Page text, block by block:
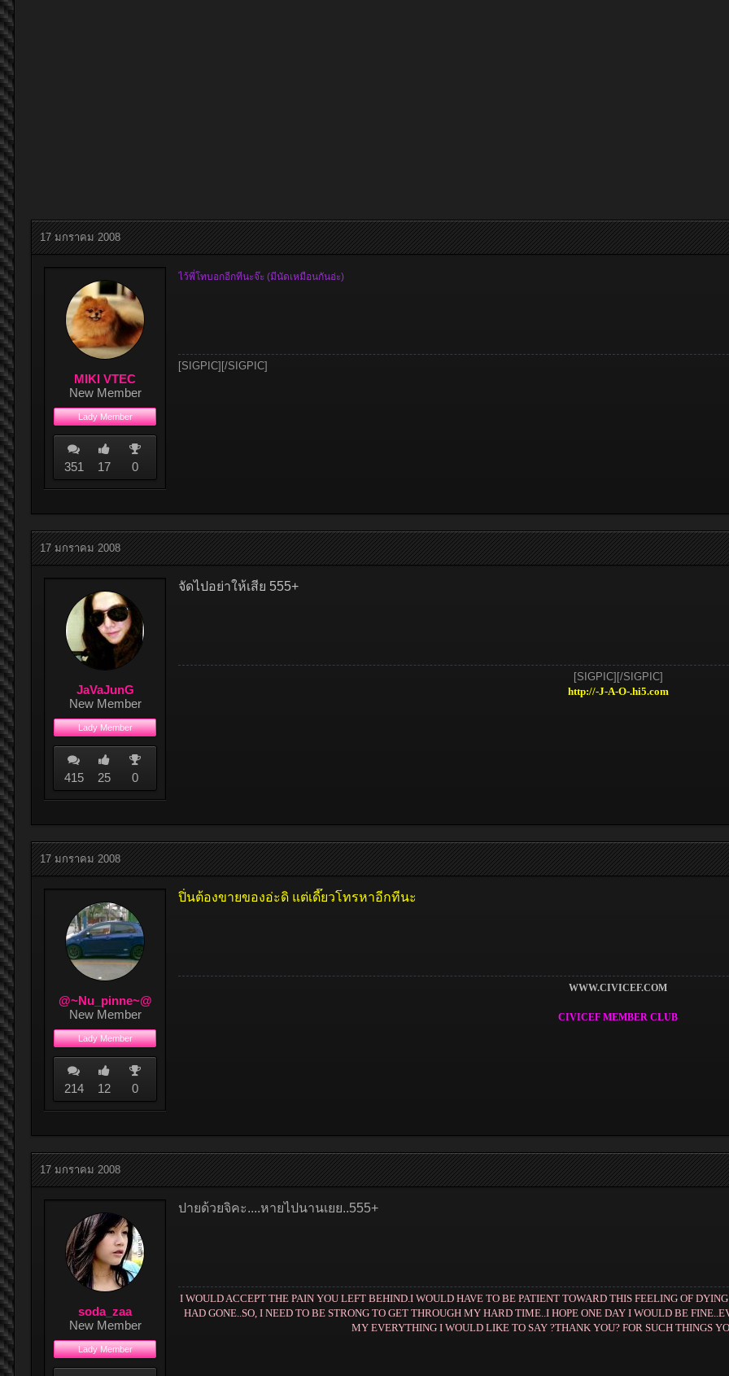
17 มกราคม 2008
MIKI VTEC
New Member
Lady Member
351 17 0
ไว้พี่โทบอกอีกทีนะจ๊ะ (มีนัดเหมือนกันอ่ะ)
[SIGPIC][/SIGPIC]
17 มกราคม 2008
JaVaJunG
New Member
Lady Member
415 25 0
จัดไปอย่าให้เสีย 555+
[SIGPIC][/SIGPIC]​
http://-J-A-O-.hi5.com
17 มกราคม 2008
@~Nu_pinne~@
New Member
Lady Member
214 12 0
ปิ่นต้องขายของอ่ะดิ แต่เดี๊ยวโทรหาอีกทีนะ
WWW.CIVICEF.COM
CIVICEF MEMBER CLUB
17 มกราคม 2008
soda_zaa
New Member
Lady Member
ปายด้วยจิคะ....หายไปนานเยย..555+
I WOULD ACCEPT THE PAIN YOU LEFT BEHIND.I WOULD HAVE TO BE PATIENT TOWARD THIS FEELING OF
HAD GONE..SO, I NEED TO BE STRONG TO GET THROUGH MY HARD TIME..I HOPE ONE DAY I WOULD BE
MY EVERYTHING I WOULD LIKE TO SAY ?THANK YOU? FOR SUCH THINGS